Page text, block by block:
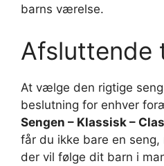
barns værelse.
Afsluttende
At vælge den rigtige
beslutning for enhver
Sengen – Klassisk –
får du ikke bare en
der vil følge dit barn i